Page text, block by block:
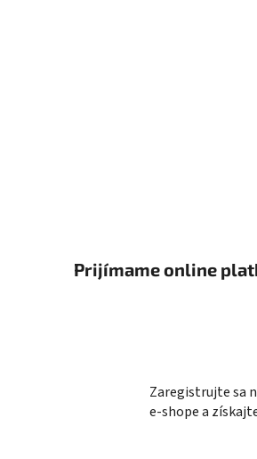
Prijímame online
Zaregistrujte sa
e-shope a